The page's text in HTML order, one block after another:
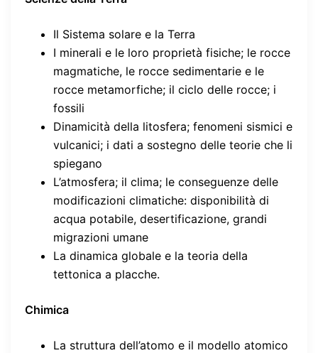
Il Sistema solare e la Terra
I minerali e le loro proprietà fisiche; le rocce
magmatiche, le rocce sedimentarie e le
rocce metamorfiche; il ciclo delle rocce; i
fossili
Dinamicità della litosfera; fenomeni sismici e
vulcanici; i dati a sostegno delle teorie che li
spiegano
L’atmosfera; il clima; le conseguenze delle
modificazioni climatiche: disponibilità di
acqua potabile, desertificazione, grandi
migrazioni umane
La dinamica globale e la teoria della
tettonica a placche.
Chimica
La struttura dell’atomo e il modello atomico